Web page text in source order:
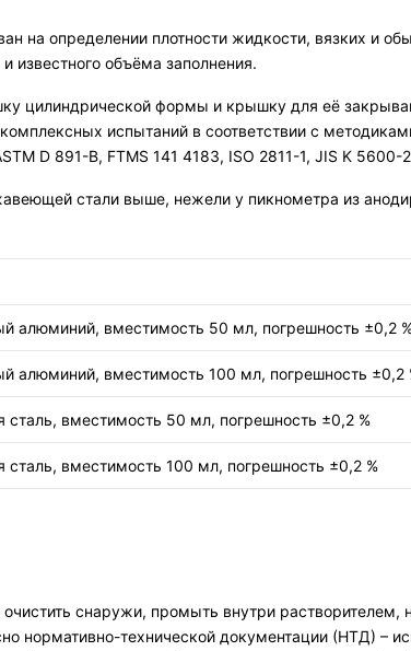
на определении плотности жидкости, вязких и
объёма заполнения.
цилиндрической формы и крышку для её
испытаний в соответствии с
D 891-B, FTMS 141 4183, ISO 2811-1, JIS K
стали выше, нежели у пикнометра из
алюминий, вместимость 50 мл, погрешность ±0,2
алюминий, вместимость 100 мл, погрешность ±0,2
вместимость 50 мл, погрешность ±0,2 %
вместимость 100 мл, погрешность ±0,2 %
снаружи, промыть внутри
нормативно-технической документации (НТД) –